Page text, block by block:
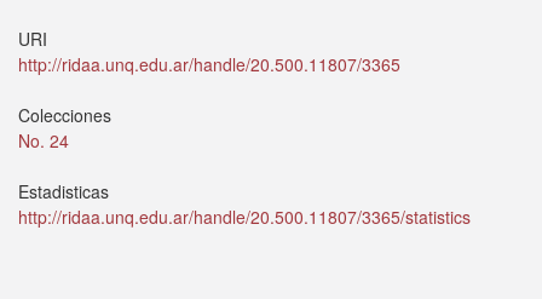
URI
http://ridaa.unq.edu.ar/handle/20.500.11807/3365
Colecciones
No. 24
Estadisticas
http://ridaa.unq.edu.ar/handle/20.500.11807/3365/statistics